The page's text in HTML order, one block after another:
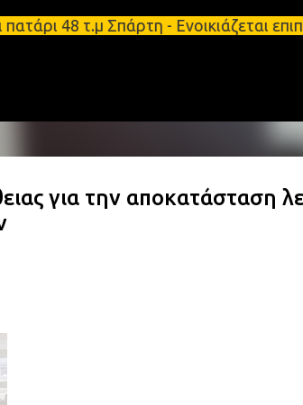
Μετάβαση στο κύριο
τ.μ Σπάρτη -
για την αποκατάσταση